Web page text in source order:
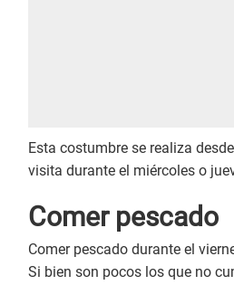
Esta costumbre se realiza
visita durante el miércoles o
Comer pescado
Comer pescado durante el
Si bien son pocos los que no